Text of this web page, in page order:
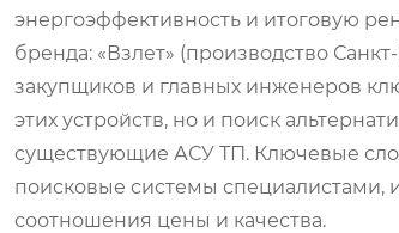
энергоэффективность и итоговую
бренда: «Взлет» (производство
закупщиков и главных инженеров
этих устройств, но и поиск
существующие АСУ ТП. Ключевые
поисковые системы
соотношения цены и качества.